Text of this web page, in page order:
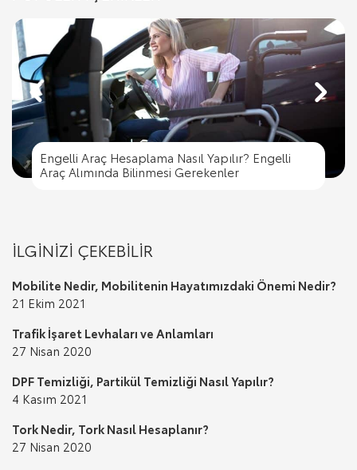
Trafik İşaret Levhaları ve Anlamları
Engelli Araç Hesaplama Nasıl Yapılır? Engelli
Araç Alımında Bilinmesi Gerekenler
Trafik Cezası Nereye Ödenir?
Trafik İşaret Levhaları ve Anlamları
Engelli Araç Hesaplama Nasıl Yapılır? Engelli
Araç Alımında Bilinmesi Gerekenler
İLGİNİZİ ÇEKEBİLİR
Mobilite Nedir, Mobilitenin Hayatımızdaki Önemi Nedir?
21 Ekim 2021
Trafik İşaret Levhaları ve Anlamları
27 Nisan 2020
DPF Temizliği, Partikül Temizliği Nasıl Yapılır?
4 Kasım 2021
Tork Nedir, Tork Nasıl Hesaplanır?
27 Nisan 2020